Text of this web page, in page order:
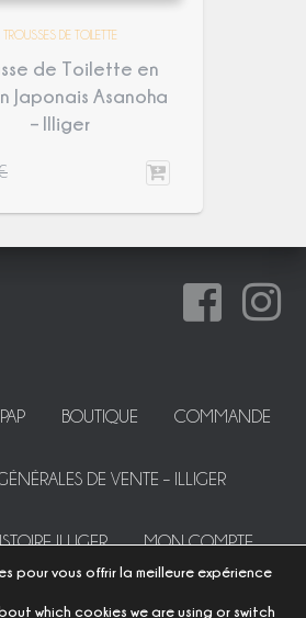
TROUSSES DE TOILETTE
de Toilette en
Japonais Asanoha
– Illiger
BOUTIQUE COMMANDE
DE VENTE – ILLIGER
ILLIGER MON COMPTE
PRESSE SUR MESURE
pour vous offrir la meilleure expérience
which cookies we are using or switch